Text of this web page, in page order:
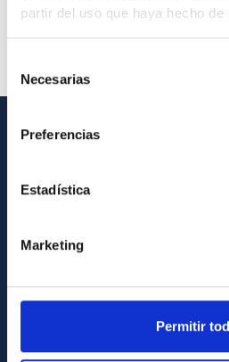
partir del uso que haya hecho
Necesarias
Preferencias
Estadística
Marketing
Permitir
Contacto
Directorio de personal
Registro general
INFORMACIÓN INSTITUCIONAL